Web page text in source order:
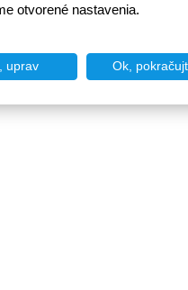
otvorené nastavenia.
uprav Ok,